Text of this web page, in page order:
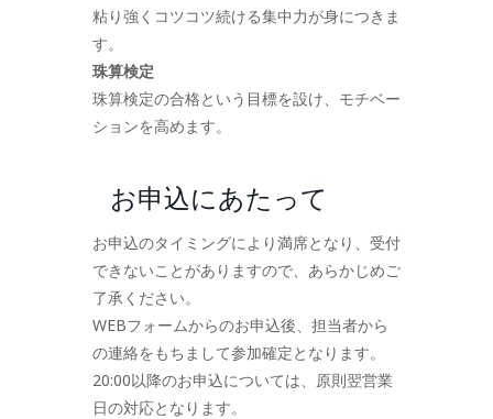
粘り強くコツコツ続ける集中力が身につきま
す。
珠算検定
珠算検定の合格という目標を設け、モチベー
ションを高めます。
お申込にあたって
お申込のタイミングにより満席となり、受付
できないことがありますので、あらかじめご
了承ください。
WEBフォームからのお申込後、担当者から
の連絡をもちまして参加確定となります。
20:00以降のお申込については、原則翌営業
日の対応となります。